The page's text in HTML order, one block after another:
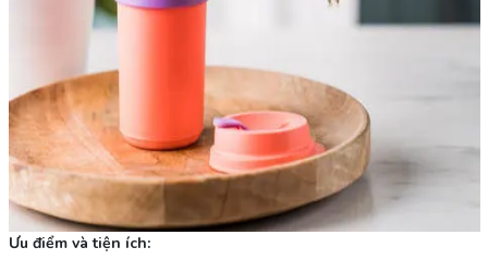
Ưu điểm và tiện ích: